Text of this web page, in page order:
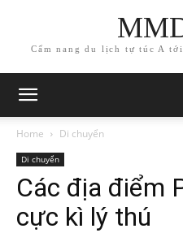
Cẩm nang du lịch tự túc A
Home Di chuyển
Di chuyển
Các địa điểm
cực kì lý thú